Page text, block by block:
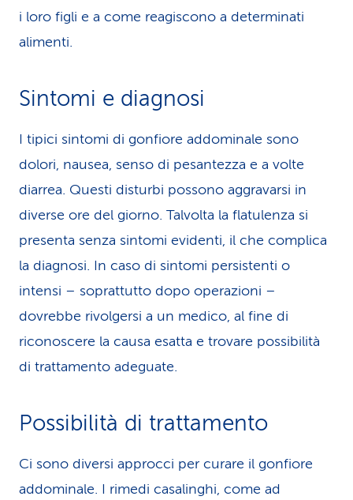
i loro figli e a come reagiscono a determinati
alimenti.
Sintomi e diagnosi
I tipici sintomi di gonfiore addominale sono
dolori, nausea, senso di pesantezza e a volte
diarrea. Questi disturbi possono aggravarsi in
diverse ore del giorno. Talvolta la flatulenza si
presenta senza sintomi evidenti, il che complica
la diagnosi. In caso di sintomi persistenti o
intensi – soprattutto dopo operazioni –
dovrebbe rivolgersi a un medico, al fine di
riconoscere la causa esatta e trovare possibilità
di trattamento adeguate.
Possibilità di trattamento
Ci sono diversi approcci per curare il gonfiore
addominale. I rimedi casalinghi, come ad